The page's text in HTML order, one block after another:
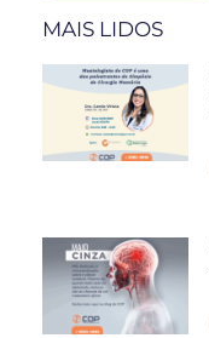
MAIS LIDOS